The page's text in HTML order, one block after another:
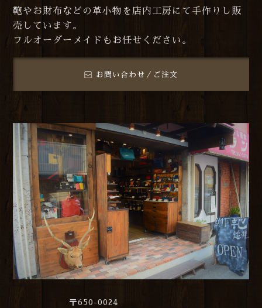
鞄やお財布などの革小物を店内工房にて手作りし販
売しています。
フルオーダーメイドもお任せください。
お問い合わせ／ご注文
〒650-0024